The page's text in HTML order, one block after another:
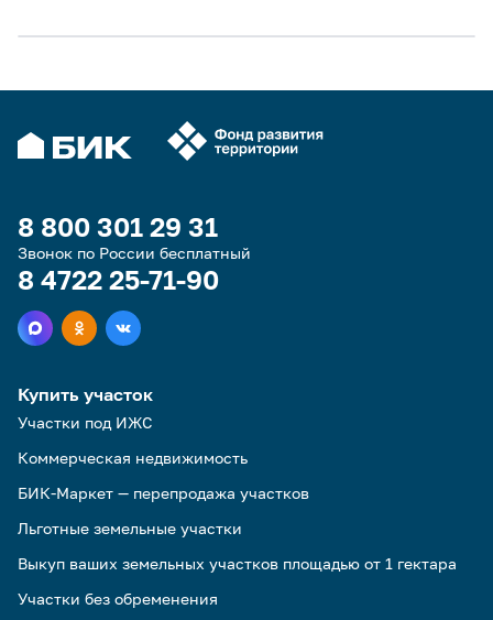
8 800 301 29 31
Звонок по России бесплатный
8 4722 25-71-90
Купить участок
Участки под ИЖС
Коммерческая недвижимость
БИК-Маркет — перепродажа участков
Льготные земельные участки
Выкуп ваших земельных участков площадью от 1 гектара
Участки без обременения